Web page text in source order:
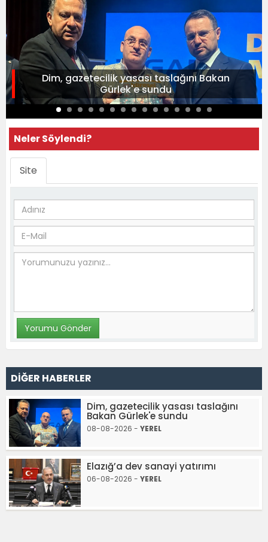
Dim, gazetecilik yasası taslağını Bakan
Gürlek'e sundu
Neler Söylendi?
Site
DİĞER HABERLER
Dim, gazetecilik yasası taslağını
Bakan Gürlek'e sundu
08-08-2026 - YEREL
Elazığ’a dev sanayi yatırımı
06-08-2026 - YEREL